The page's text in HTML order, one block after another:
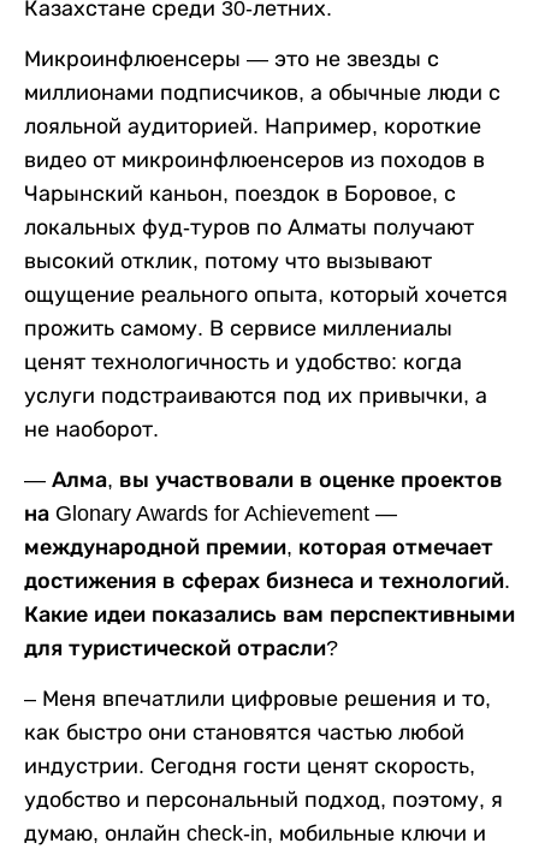
Казахстане среди 30-летних.
Микроинфлюенсеры — это не звезды с
миллионами подписчиков, а обычные люди с
лояльной аудиторией. Например, короткие
видео от микроинфлюенсеров из походов в
Чарынский каньон, поездок в Боровое, с
локальных фуд-туров по Алматы получают
высокий отклик, потому что вызывают
ощущение реального опыта, который хочется
прожить самому. В сервисе миллениалы
ценят технологичность и удобство: когда
услуги подстраиваются под их привычки, а
не наоборот.
— Алма, вы участвовали в оценке проектов
на Glonary Awards for Achievement —
международной премии, которая отмечает
достижения в сферах бизнеса и технологий.
Какие идеи показались вам перспективными
для туристической отрасли?
– Меня впечатлили цифровые решения и то,
как быстро они становятся частью любой
индустрии. Сегодня гости ценят скорость,
удобство и персональный подход, поэтому, я
думаю, онлайн check-in, мобильные ключи и